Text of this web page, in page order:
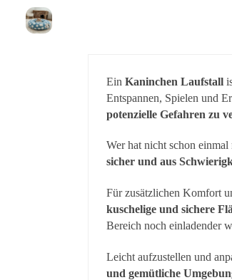
EinKaninchen Laufstall
Entspannen, Spielen und
potenzielle Gefahren zu
Wer hat nicht schon
sicher und aus
Für zusätzlichen Komfort
kuschelige und sichere
Bereich noch einladender
Leicht aufzustellen und
und gemütliche